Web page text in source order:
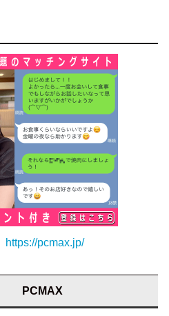
https://pcmax.jp/
PCMAX